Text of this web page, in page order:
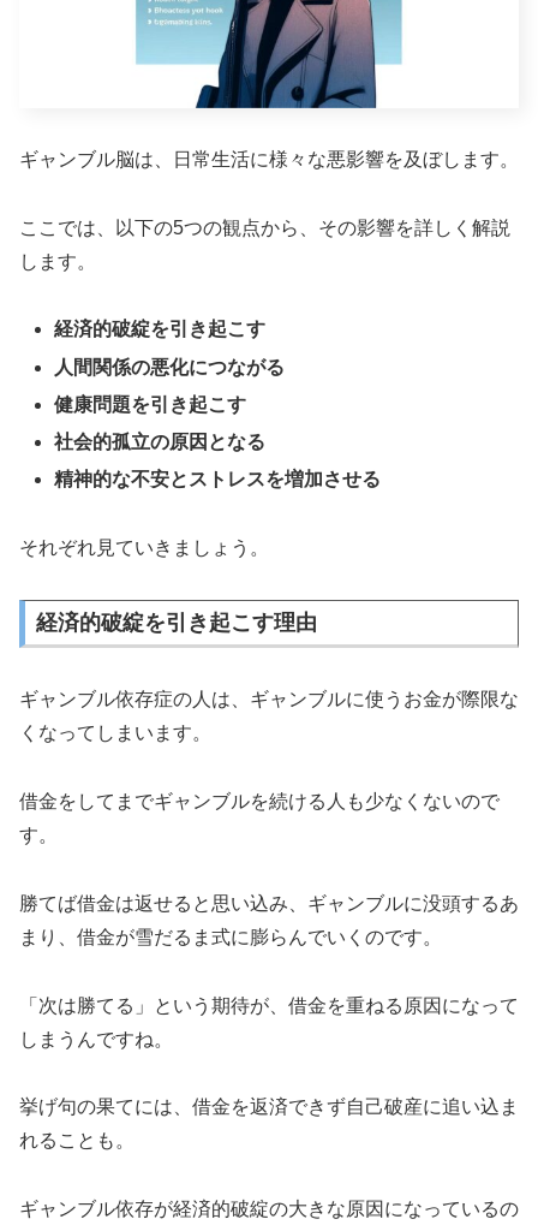
ギャンブル脳は、日常生活に様々な悪影響を及ぼします。
ここでは、以下の5つの観点から、その影響を詳しく解説
します。
経済的破綻を引き起こす
人間関係の悪化につながる
健康問題を引き起こす
社会的孤立の原因となる
精神的な不安とストレスを増加させる
それぞれ見ていきましょう。
経済的破綻を引き起こす理由
ギャンブル依存症の人は、ギャンブルに使うお金が際限な
くなってしまいます。
借金をしてまでギャンブルを続ける人も少なくないので
す。
勝てば借金は返せると思い込み、ギャンブルに没頭するあ
まり、借金が雪だるま式に膨らんでいくのです。
「次は勝てる」という期待が、借金を重ねる原因になって
しまうんですね。
挙げ句の果てには、借金を返済できず自己破産に追い込ま
れることも。
ギャンブル依存が経済的破綻の大きな原因になっているの